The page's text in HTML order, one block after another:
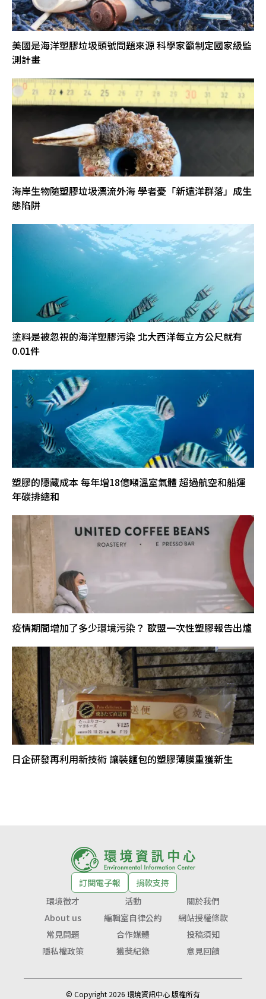
美國是海洋塑膠垃圾頭號問題來源 科學家籲制定國家級監
測計畫
海岸生物隨塑膠垃圾漂流外海 學者憂「新遠洋群落」成生
態陷阱
塗料是被忽視的海洋塑膠污染 北大西洋每立方公尺就有
0.01件
塑膠的隱藏成本 每年增18億噸溫室氣體 超過航空和船運
年碳排總和
疫情期間增加了多少環境污染？ 歐盟一次性塑膠報告出爐
日企研發再利用新技術 讓裝麵包的塑膠薄膜重獲新生
訂閱電子報
捐款支持
環境徵才
活動
關於我們
About us
編輯室自律公約
網站授權條款
常見問題
合作媒體
投稿須知
隱私權政策
獲獎紀錄 意見回饋
© Copyright 2026 環境資訊中心 版權所有